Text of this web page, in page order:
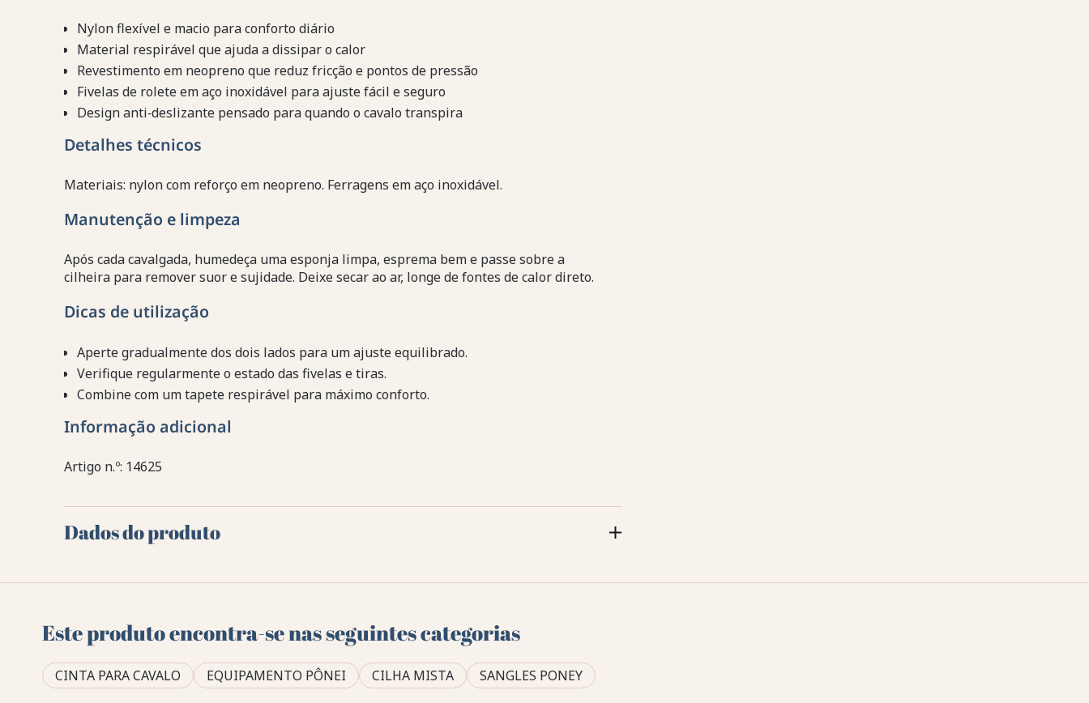
Nylon flexível e macio para conforto diário
Material respirável que ajuda a dissipar o calor
Revestimento em neopreno que reduz fricção e pontos de pressão
Fivelas de rolete em aço inoxidável para ajuste fácil e seguro
Design anti‑deslizante pensado para quando o cavalo transpira
Detalhes técnicos
Materiais: nylon com reforço em neopreno. Ferragens em aço inoxidável.
Manutenção e limpeza
Após cada cavalgada, humedeça uma esponja limpa, esprema bem e passe sobre a
cilheira para remover suor e sujidade. Deixe secar ao ar, longe de fontes de calor direto.
Dicas de utilização
Aperte gradualmente dos dois lados para um ajuste equilibrado.
Verifique regularmente o estado das fivelas e tiras.
Combine com um tapete respirável para máximo conforto.
Informação adicional
Artigo n.º: 14625
Dados do produto
Este produto encontra-se nas seguintes categorias
CINTA PARA CAVALO EQUIPAMENTO PÔNEI CILHA MISTA SANGLES PONEY